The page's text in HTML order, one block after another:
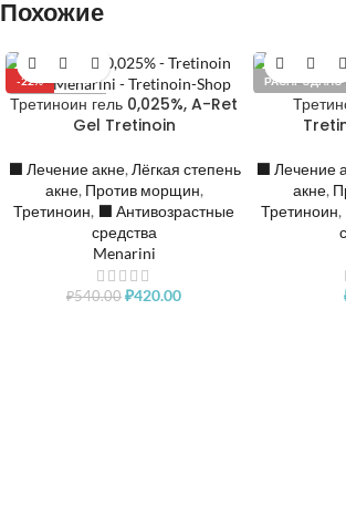
Похожие
-22%
РАСПРОДАНО
Третиноин гель 0,025%, A-Ret
Gel Tretinoin
⬛️ Лечение акне,Лёгкая степень
акне, Против морщин,
Третиноин, ⬛️ Антивозрастные
средства
Menarini
₽540.00 ₽420.00
РАСПРОДАНО
⬛️ Лечение
акне,
Третиноин,